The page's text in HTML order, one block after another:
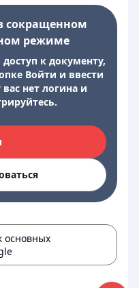
сокращенном
режиме
к документу,
Войти и ввести
нет логина и
основных